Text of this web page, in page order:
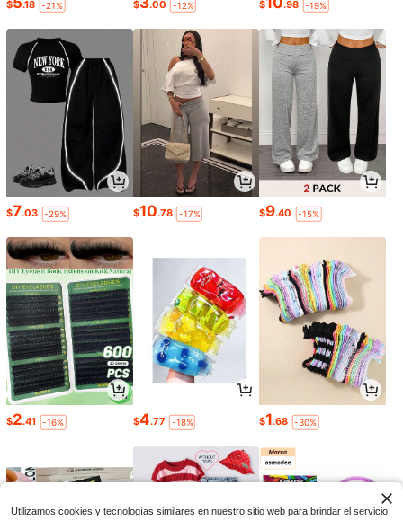
$ .18 -21% $ .00 -12% $ .98 -19%
$7.03 -29% $10.78 -17% $9.40 -15%
$2.41 -16% $4.77 -18% $1.68 -30%
Utilizamos cookies y tecnologías similares en nuestro sitio web para brindar el servicio